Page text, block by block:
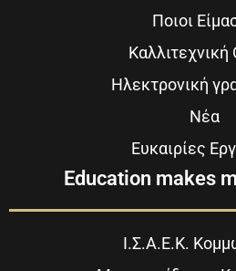
Ποιοι
Ηλεκτρονική
Νέα
Ευκαιρίες
Education makes
Ι.Σ.Α.Ε.Κ.